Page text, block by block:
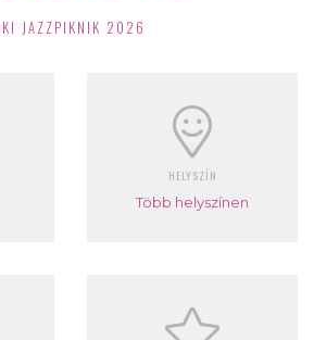
JAZZPIKNIK 2026
HELYSZÍN
Több helyszínen